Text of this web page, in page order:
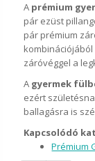
A prémium
pár ezüst
pár prémium
záróvéggel a
A gyermek
ezért
ballagásra is
Kapcsolódó
Prémium